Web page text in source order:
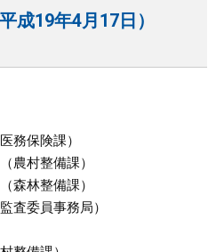
成19年4月17日）
務保険課）
農村整備課）
森林整備課）
査委員事務局）